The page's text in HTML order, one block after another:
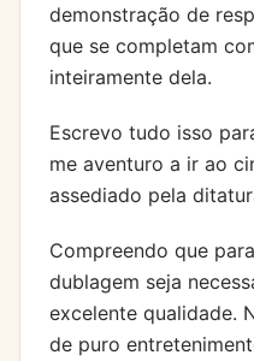
demonstração de
que se completam
inteiramente dela.
Escrevo tudo isso
me aventuro a ir ao
assediado pela
Compreendo que
dublagem seja
excelente qualidade.
de puro